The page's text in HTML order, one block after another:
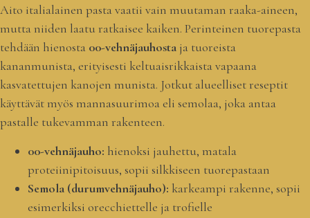
Aito italialainen pasta vaatii vain muutaman raaka-aineen,
mutta niiden laatu ratkaisee kaiken. Perinteinen tuorepasta
tehdään hienosta 00-vehnäjauhosta ja tuoreista
kananmunista, erityisesti keltuaisrikkaista vapaana
kasvatettujen kanojen munista. Jotkut alueelliset reseptit
käyttävät myös mannasuurimoa eli semolaa, joka antaa
pastalle tukevamman rakenteen.
00-vehnäjauho: hienoksi jauhettu, matala
proteiinipitoisuus, sopii silkkiseen tuorepastaan
Semola (durumvehnäjauho): karkeampi rakenne, sopii
esimerkiksi orecchiettelle ja trofielle